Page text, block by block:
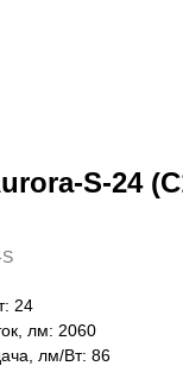
S-24
24
лм: 2060
лм/Вт: 86